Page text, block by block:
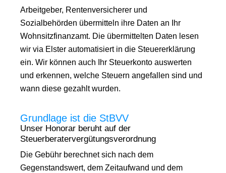
Arbeitgeber, Rentenversicherer und
Sozialbehörden übermitteln ihre Daten an Ihr
Wohnsitzfinanzamt. Die übermittelten Daten lesen
wir via Elster automatisiert in die Steuererklärung
ein. Wir können auch Ihr Steuerkonto auswerten
und erkennen, welche Steuern angefallen sind und
wann diese gezahlt wurden.
Grundlage ist die StBVV
Unser Honorar beruht auf der
Steuerberatervergütungsverordnung
Die Gebühr berechnet sich nach dem
Gegenstandswert, dem Zeitaufwand und dem